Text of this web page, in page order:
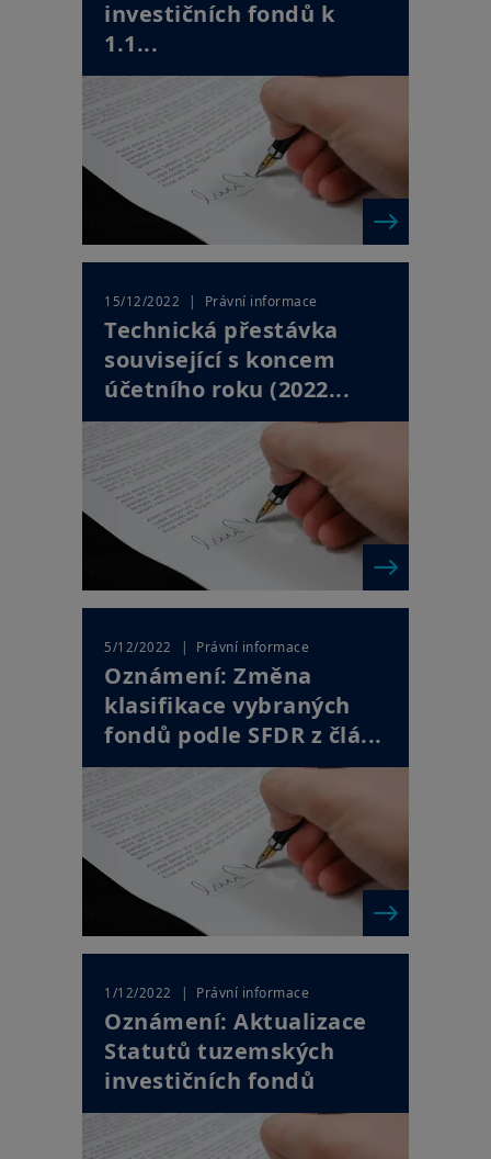
investičních fondů k
1.1...
15/12/2022 | Právní informace
Technická přestávka
související s koncem
účetního roku (2022...
5/12/2022 | Právní informace
Oznámení: Změna
klasifikace vybraných
fondů podle SFDR z člá...
1/12/2022 | Právní informace
Oznámení: Aktualizace
Statutů tuzemských
investičních fondů